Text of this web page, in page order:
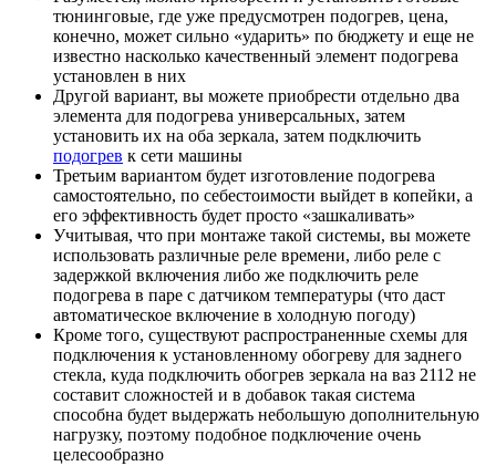
тюнинговые, где уже предусмотрен подогрев, цена,
конечно, может сильно «ударить» по бюджету и еще не
известно насколько качественный элемент подогрева
установлен в них
Другой вариант, вы можете приобрести отдельно два
элемента для подогрева универсальных, затем
установить их на оба зеркала, затем подключить
подогрев к сети машины
Третьим вариантом будет изготовление подогрева
самостоятельно, по себестоимости выйдет в копейки, а
его эффективность будет просто «зашкаливать»
Учитывая, что при монтаже такой системы, вы можете
использовать различные реле времени, либо реле с
задержкой включения либо же подключить реле
подогрева в паре с датчиком температуры (что даст
автоматическое включение в холодную погоду)
Кроме того, существуют распространенные схемы для
подключения к установленному обогреву для заднего
стекла, куда подключить обогрев зеркала на ваз 2112 не
составит сложностей и в добавок такая система
способна будет выдержать небольшую дополнительную
нагрузку, поэтому подобное подключение очень
целесообразно